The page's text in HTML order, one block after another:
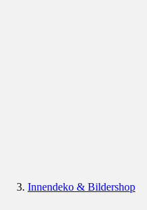
Innendeko & Bildershop